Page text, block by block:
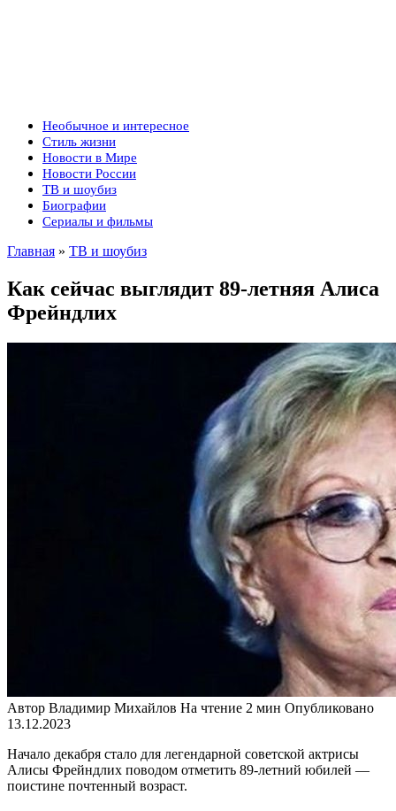
Необычное и интересное
Стиль жизни
Новости в Мире
Новости России
ТВ и шоубиз
Биографии
Сериалы и фильмы
Главная » ТВ и шоубиз
Как сейчас выглядит 89-летняя Алиса
Фрейндлих
Автор Владимир Михайлов На чтение 2 мин Опубликовано
13.12.2023
Начало декабря стало для легендарной советской актрисы
Алисы Фрейндлих поводом отметить 89-летний юбилей —
поистине почтенный возраст.